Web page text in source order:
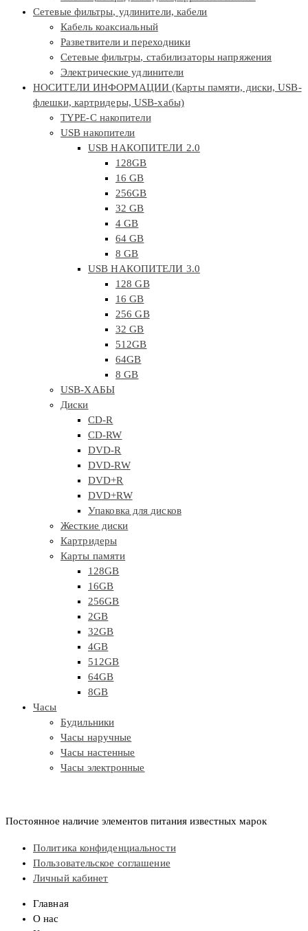
Сетевые фильтры, удлинители, кабели
Кабель коаксиальный
Разветвители и переходники
Сетевые фильтры, стабилизаторы напряжения
Электрические удлинители
НОСИТЕЛИ ИНФОРМАЦИИ (Карты памяти, диски, USB-
флешки, картридеры, USB-хабы)
TYPE-C накопители
USB накопители
USB НАКОПИТЕЛИ 2.0
128GB
16 GB
256GB
32 GB
4 GB
64 GB
8 GB
USB НАКОПИТЕЛИ 3.0
128 GB
16 GB
256 GB
32 GB
512GB
64GB
8 GB
USB-ХАБЫ
Диски
CD-R
CD-RW
DVD-R
DVD-RW
DVD+R
DVD+RW
Упаковка для дисков
Жесткие диски
Картридеры
Карты памяти
128GB
16GB
256GB
2GB
32GB
4GB
512GB
64GB
8GB
Часы
Будильники
Часы наручные
Часы настенные
Часы электронные
Постоянное наличие элементов питания известных марок
Политика конфиденциальности
Пользовательское соглашение
Личный кабинет
Главная
О нас